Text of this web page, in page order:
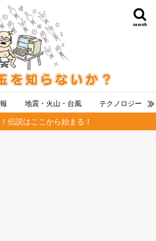
search
地震・火山・台風 テクノロジー
伝説はここから始まる！